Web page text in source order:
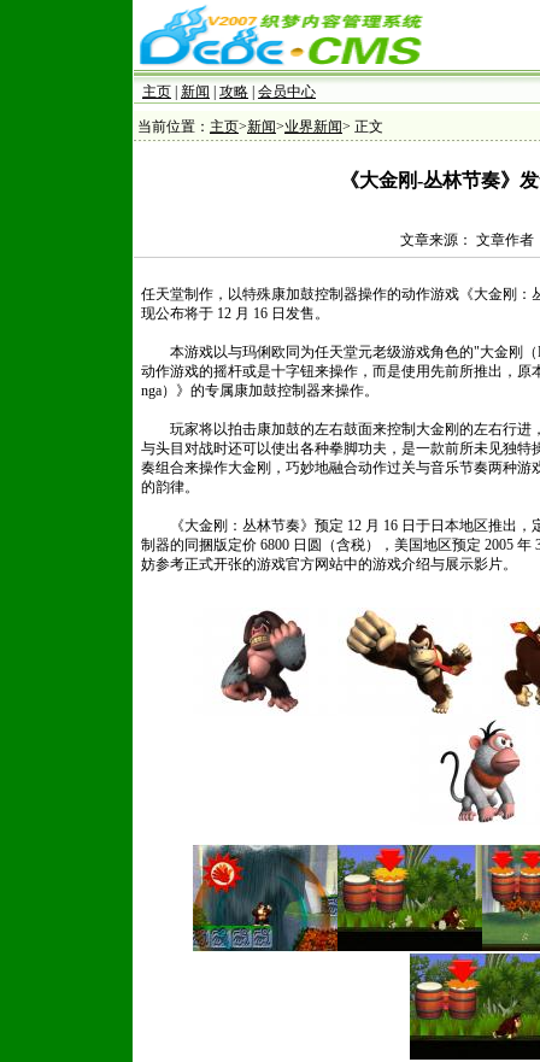
主页 新闻 攻略 会员中心
当前位置： 主页>新闻>业界新闻> 正文
《大金刚-丛林节奏》
文章来源： 文章作者
任天堂制作，以特殊康加鼓控制器操作的动作游戏《大金刚：
现公布将于 12 月 16 日发售。
本游戏以与玛俐欧同为任天堂元老级游戏角色的"大金刚（
动作游戏的摇杆或是十字钮来操作，而是使用先前所推出，原
nga）》的专属康加鼓控制器来操作。
玩家将以拍击康加鼓的左右鼓面来控制大金刚的左右行进
与头目对战时还可以使出各种拳脚功夫，是一款前所未见独
奏组合来操作大金刚，巧妙地融合动作过关与音乐节奏两种
的韵律。
《大金刚：丛林节奏》预定 12 月 16 日于日本地区推出，
制器的同捆版定价 6800 日圆（含税），美国地区预定 2005
妨参考正式开张的游戏官方网站中的游戏介绍与展示影片。